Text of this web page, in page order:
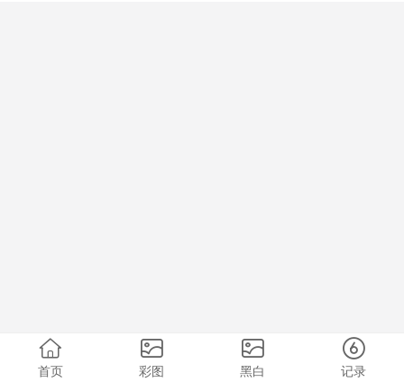
首页 彩图 黑白 记录